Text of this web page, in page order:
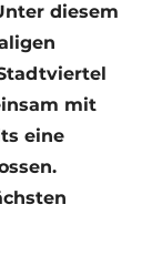
diesem
mit
eine